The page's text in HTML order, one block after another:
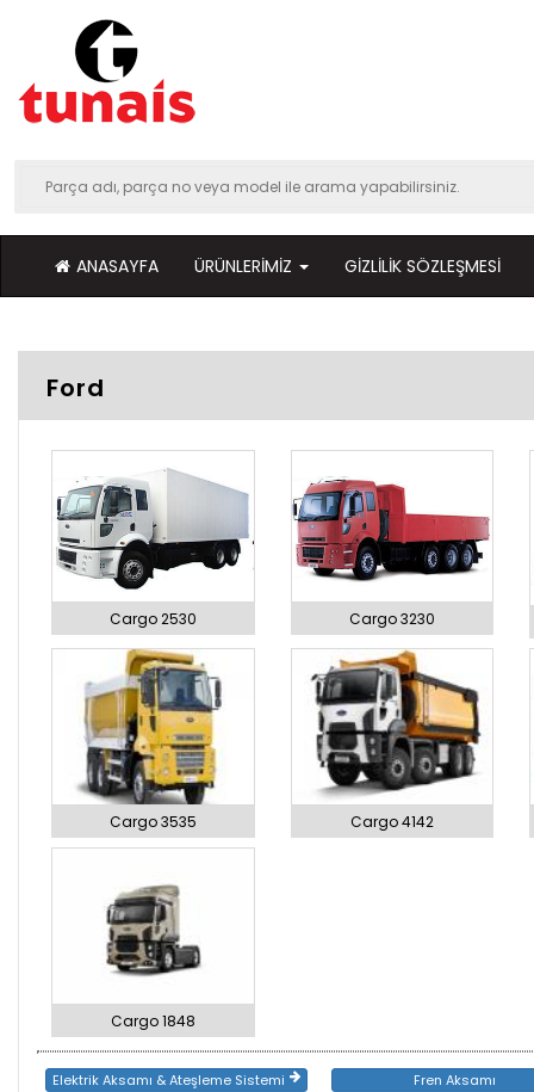
ANASAYFA ÜRÜNLERIMIZ GIZLILIK SÖZLEŞMESI
Ford
Cargo 2530 Cargo 3230
Cargo 3535 Cargo 4142
Cargo 1848
Elektrik Aksamı & Ateşleme Sistemi Fren Aksamı